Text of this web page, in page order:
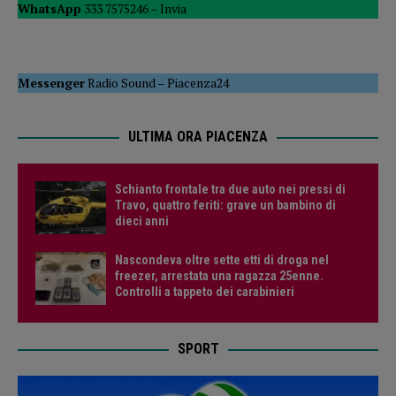
WhatsApp 333 7575246 – Invia
MessengerRadio Sound –Piacenza24
ULTIMA ORA PIACENZA
Schianto frontale tra due auto nei pressi di
Travo, quattro feriti: grave un bambino di
dieci anni
Nascondeva oltre sette etti di droga nel
freezer, arrestata una ragazza 25enne.
Controlli a tappeto dei carabinieri
SPORT